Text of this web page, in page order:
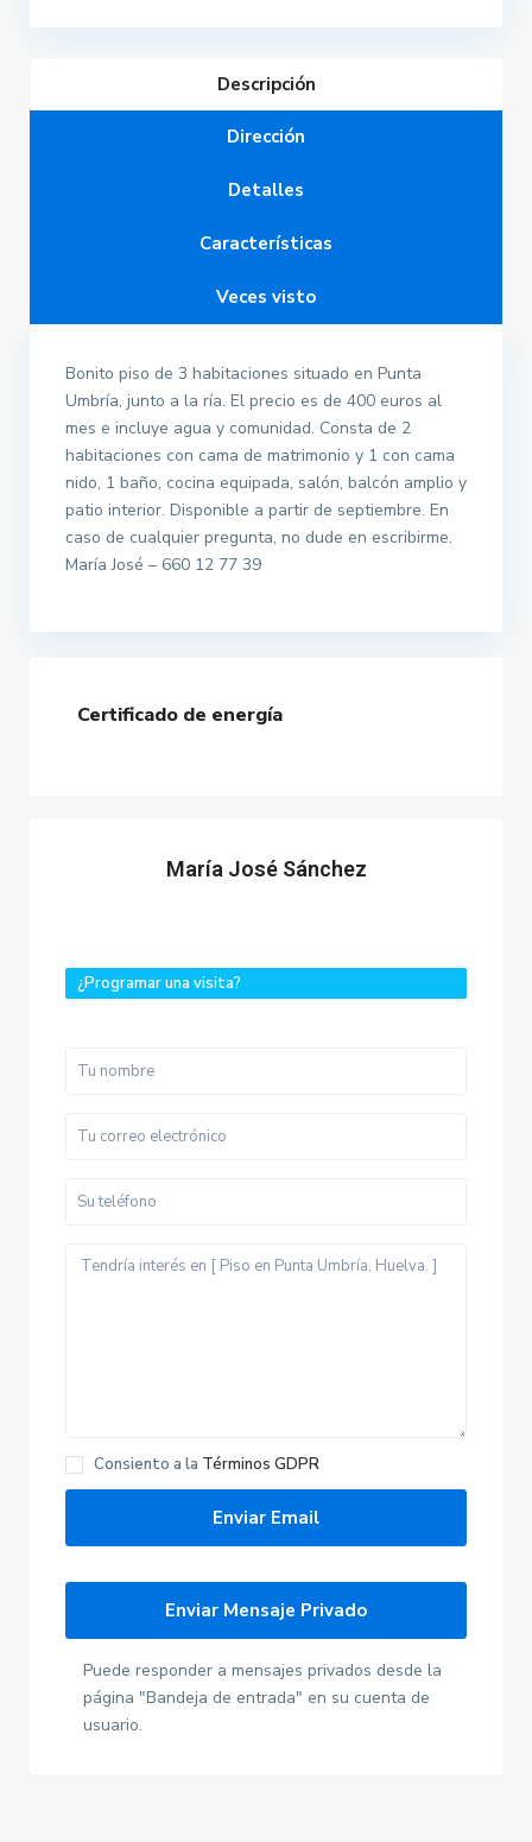
Descripción
Dirección
Detalles
Características
Veces visto
Bonito piso de 3 habitaciones situado en Punta
Umbría, junto a la ría. El precio es de 400 euros al
mes e incluye agua y comunidad. Consta de 2
habitaciones con cama de matrimonio y 1 con cama
nido, 1 baño, cocina equipada, salón, balcón amplio y
patio interior. Disponible a partir de septiembre. En
caso de cualquier pregunta, no dude en escribirme.
María José – 660 12 77 39
Certificado de energía
María José Sánchez
¿Programar una visita?
Consiento a la Términos GDPR
Puede responder a mensajes privados desde la
página "Bandeja de entrada" en su cuenta de
usuario.